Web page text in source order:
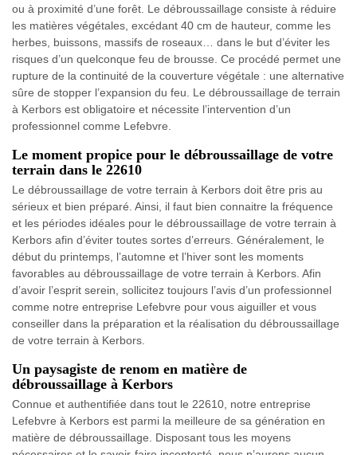
ou à proximité d’une forêt. Le débroussaillage consiste à réduire
les matières végétales, excédant 40 cm de hauteur, comme les
herbes, buissons, massifs de roseaux… dans le but d’éviter les
risques d’un quelconque feu de brousse. Ce procédé permet une
rupture de la continuité de la couverture végétale : une alternative
sûre de stopper l’expansion du feu. Le débroussaillage de terrain
à Kerbors est obligatoire et nécessite l’intervention d’un
professionnel comme Lefebvre.
Le moment propice pour le débroussaillage de votre
terrain dans le 22610
Le débroussaillage de votre terrain à Kerbors doit être pris au
sérieux et bien préparé. Ainsi, il faut bien connaitre la fréquence
et les périodes idéales pour le débroussaillage de votre terrain à
Kerbors afin d’éviter toutes sortes d’erreurs. Généralement, le
début du printemps, l’automne et l’hiver sont les moments
favorables au débroussaillage de votre terrain à Kerbors. Afin
d’avoir l’esprit serein, sollicitez toujours l’avis d’un professionnel
comme notre entreprise Lefebvre pour vous aiguiller et vous
conseiller dans la préparation et la réalisation du débroussaillage
de votre terrain à Kerbors.
Un paysagiste de renom en matière de
débroussaillage à Kerbors
Connue et authentifiée dans tout le 22610, notre entreprise
Lefebvre à Kerbors est parmi la meilleure de sa génération en
matière de débroussaillage. Disposant tous les moyens